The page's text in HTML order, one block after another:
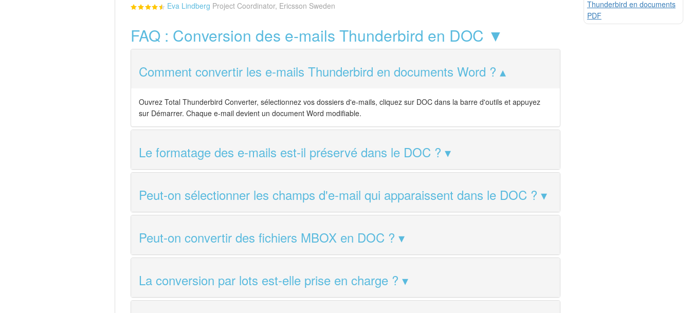
Eva Lindberg Project Coordinator, Ericsson Sweden
FAQ : Conversion des e-mails Thunderbird en DOC ▼
Comment convertir les e-mails Thunderbird en documents Word ?
Ouvrez Total Thunderbird Converter, sélectionnez vos dossiers d'e-mails, cliquez sur DOC dans la barre d'outils et appuyez
sur Démarrer. Chaque e-mail devient un document Word modifiable.
Le formatage des e-mails est-il préservé dans le DOC ?
Peut-on sélectionner les champs d'e-mail qui apparaissent dans le DOC ?
Peut-on convertir des fichiers MBOX en DOC ?
La conversion par lots est-elle prise en charge ?
Thunderbird en documents
PDF